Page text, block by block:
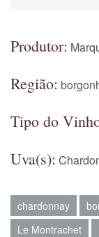
Produtor:
Região:
Tipo do
Uva(s):
chardonnay
Le Montrachet